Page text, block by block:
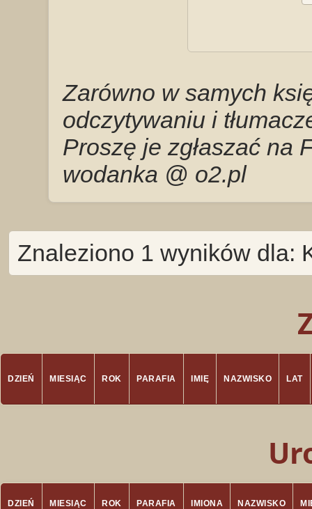
Zarówno w samych
odczytywaniu i
Proszę je zgłaszać na
wodanka @ o2.pl
Znaleziono 1 wyników dla:
DZIEŃ MIESIĄC ROK PARAFIA IMIĘ NAZWISKO LAT
DZIEŃ MIESIĄC ROK PARAFIA IMIONA NAZWISKO